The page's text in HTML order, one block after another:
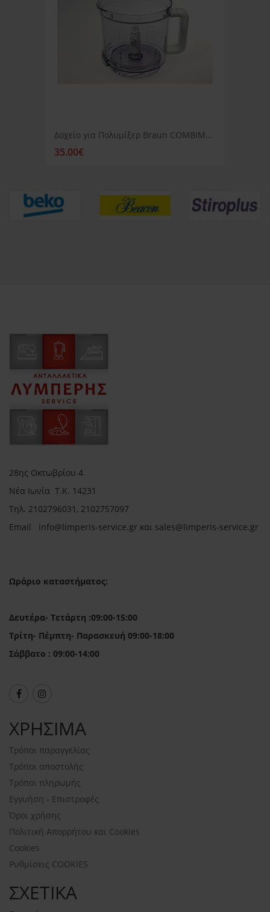
Δοχείο για Πολυμίξερ Braun COMBIMAX 3202
35.00€
28ης Οκτωβρίου 4
Νέα Ιωνία Τ.Κ. 14231
Τηλ. 2102796031, 2102757097
Email info@limperis-service.gr και sales@limperis-service.gr
Ωράριο καταστήματος:
Δευτέρα- Τετάρτη :09:00-15:00
Τρίτη- Πέμπτη- Παρασκευή 09:00-18:00
Σάββατο : 09:00-14:00
ΧΡΗΣΙΜΑ
Τρόποι παραγγελίας
Τρόποι αποστολής
Τρόποι πληρωμής
Εγγυήση - Επιστροφές
Όροι χρήσης
Πολιτική Απορρήτου και Cookies
Cookies
Ρυθμίσεις COOKIES
ΣΧΕΤΙΚΑ